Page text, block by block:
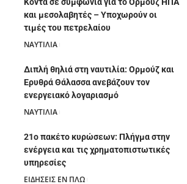
και μεσολαβητές – Υποχωρούν οι
τιμές του πετρελαίου
ΝΑΥΤΙΛΙΑ
Διπλή θηλιά στη ναυτιλία: Ορμούζ και
Ερυθρά Θάλασσα ανεβάζουν τον
ενεργειακό λογαριασμό
ΝΑΥΤΙΛΙΑ
21ο πακέτο κυρώσεων: Πλήγμα στην
ενέργεια και τις χρηματοπιστωτικές
υπηρεσίες
ΕΙΔΗΣΕΙΣ ΕΝ ΠΛΩ